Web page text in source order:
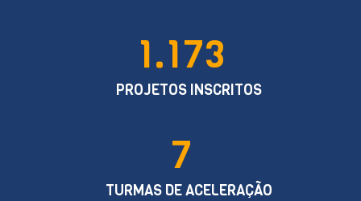
1.173
PROJETOS INSCRITOS
7
TURMAS DE ACELERAÇÃO